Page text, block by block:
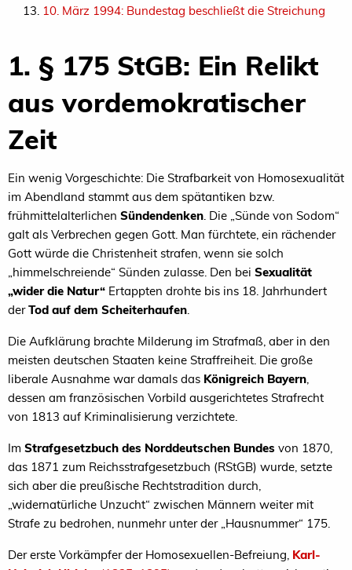
10. März 1994: Bundestag beschließt die Streichung
1. § 175 StGB: Ein Relikt
aus vordemokratischer
Zeit
Ein wenig Vorgeschichte: Die Strafbarkeit von Homosexualität
im Abendland stammt aus dem spätantiken bzw.
frühmittelalterlichen Sündendenken. Die „Sünde von Sodom“
galt als Verbrechen gegen Gott. Man fürchtete, ein rächender
Gott würde die Christenheit strafen, wenn sie solch
„himmelschreiende“ Sünden zulasse. Den bei Sexualität
„wider die Natur“ Ertappten drohte bis ins 18. Jahrhundert
derTod auf dem Scheiterhaufen.
Die Aufklärung brachte Milderung im Strafmaß, aber in den
meisten deutschen Staaten keine Straffreiheit. Die große
liberale Ausnahme war damals das Königreich Bayern,
dessen am französischen Vorbild ausgerichtetes Strafrecht
von 1813 auf Kriminalisierung verzichtete.
Im Strafgesetzbuch des Norddeutschen Bundes von 1870,
das 1871 zum Reichsstrafgesetzbuch (RStGB) wurde, setzte
sich aber die preußische Rechtstradition durch,
„widernatürliche Unzucht“ zwischen Männern weiter mit
Strafe zu bedrohen, nunmehr unter der „Hausnummer“ 175.
Der erste Vorkämpfer der Homosexuellen-Befreiung, Karl-